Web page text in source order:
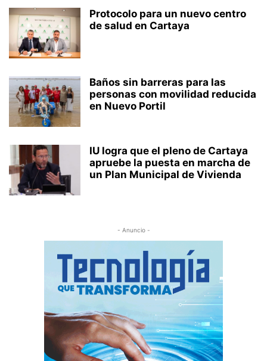
Protocolo para un nuevo centro
de salud en Cartaya
Baños sin barreras para las
personas con movilidad reducida
en Nuevo Portil
IU logra que el pleno de Cartaya
apruebe la puesta en marcha de
un Plan Municipal de Vivienda
- Anuncio -